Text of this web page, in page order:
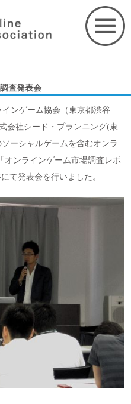
査発表会
ンゲーム協会（東京都渋谷
会社シード・プランニング(東
ーシャルゲームを含むオンラ
オンラインゲーム市場調査レポ
て発表会を行いました。